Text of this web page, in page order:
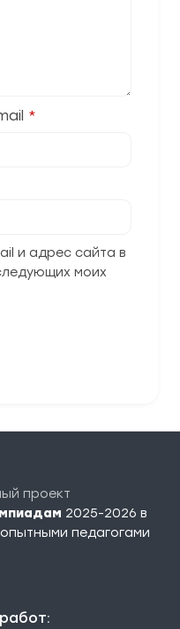
*
и адрес сайта в
моих
проект
2025-2026 в
педагогами